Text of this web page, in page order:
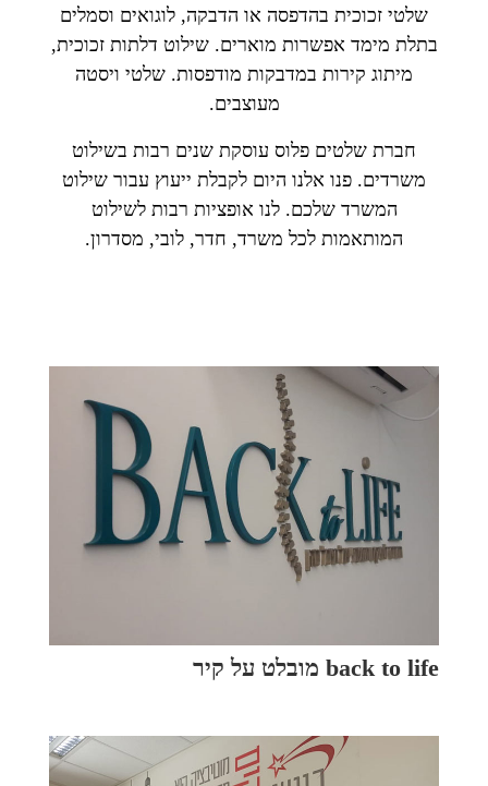
שלטי זכוכית בהדפסה או הדבקה, לוגואים וסמלים
בתלת מימד אפשרות מוארים. שילוט דלתות זכוכית,
מיתוג קירות במדבקות מודפסות. שלטי ויסטה
מעוצבים.
חברת שלטים פלוס עוסקת שנים רבות בשילוט
משרדים. פנו אלנו היום לקבלת ייעוץ עבור שילוט
המשרד שלכם. לנו אופציות רבות לשילוט
המותאמות לכל משרד, חדר, לובי, מסדרון.
back to life מובלט על קיר